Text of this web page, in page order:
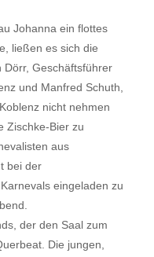
Johanna ein flottes
ließen es sich die
Geschäftsführer
und Manfred Schuth,
nicht nehmen
Zischke-Bier zu
aus
bei der
eingeladen zu
der den Saal zum
Die jungen,